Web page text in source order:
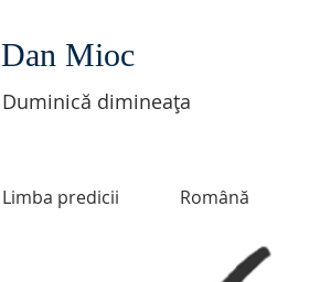
Dan Mioc
Duminică dimineața
Limba predicii Română